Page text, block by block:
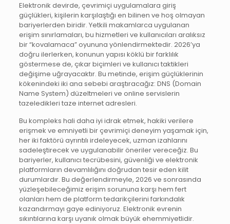
Elektronik devirde, çevrimiçi uygulamalara giriş
güçlükleri, kişilerin karşılaştığı en bilinen ve hoş olmayan
bariyerlerden biridir. Yetkili makamlarca uygulanan
erişim sınırlamaları, bu hizmetleri ve kullanıcıları aralıksız
bir “kovalamaca” oyununa yönlendirmektedir. 2026’ya
doğru ilerlerken, konunun yapısı köklü bir farklılık
göstermese de, çıkar biçimleri ve kullanıcı taktikleri
değişime uğrayacaktır. Bu metinde, erişim güçlüklerinin
kökenindeki iki ana sebebi araştıracağız: DNS (Domain
Name System) düzeltmeleri ve online servislerin
tazeledikleri taze internet adresleri.
Bu kompleks hali daha iyi idrak etmek, hakiki verilere
erişmek ve emniyetli bir çevrimiçi deneyim yaşamak için,
her iki faktörü ayrıntılı irdeleyecek, uzman izahlarını
sadeleştirecek ve uygulanabilir öneriler vereceğiz. Bu
bariyerler, kullanıcı tecrübesini, güvenliği ve elektronik
platformların devamlılığını doğrudan tesir eden kilit
durumlardır. Bu değerlendirmeyle, 2026 ve sonrasında
yüzleşebileceğimiz erişim sorununa karşı hem fert
olanları hem de platform tedarikçilerini farkındalık
kazandırmayı gaye ediniyoruz. Elektronik evrenin
sıkıntılarına karşı uyanık olmak büyük ehemmiyetlidir.